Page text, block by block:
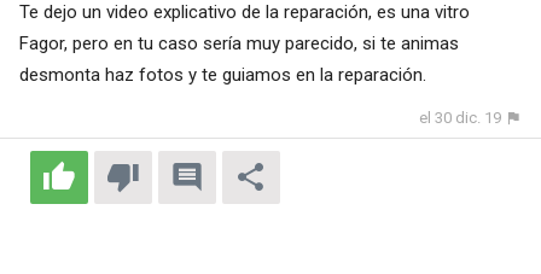
Te dejo un video explicativo de la reparación, es una vitro
Fagor, pero en tu caso sería muy parecido, si te animas
desmonta haz fotos y te guiamos en la reparación.
el 30 dic. 19